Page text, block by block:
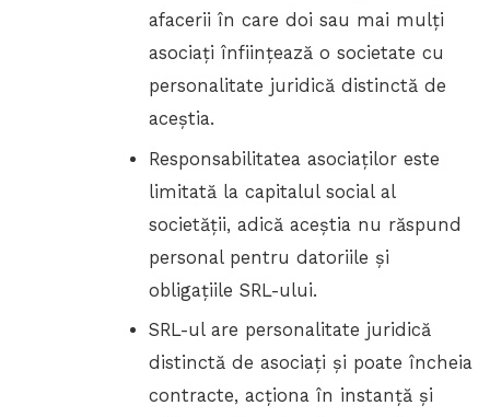
afacerii în care doi sau mai mulți
asociați înființează o societate cu
personalitate juridică distinctă de
aceștia.
Responsabilitatea asociaților este
limitată la capitalul social al
societății, adică aceștia nu răspund
personal pentru datoriile și
obligațiile SRL-ului.
SRL-ul are personalitate juridică
distinctă de asociați și poate încheia
contracte, acționa în instanță și